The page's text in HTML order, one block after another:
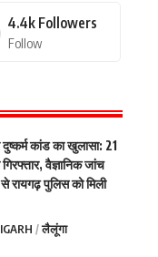
4.4k Followers
Follow
कांड का खुलासा: 21
वैज्ञानिक जांच
रायगढ़ पुलिस को मिली
लैलूंगा